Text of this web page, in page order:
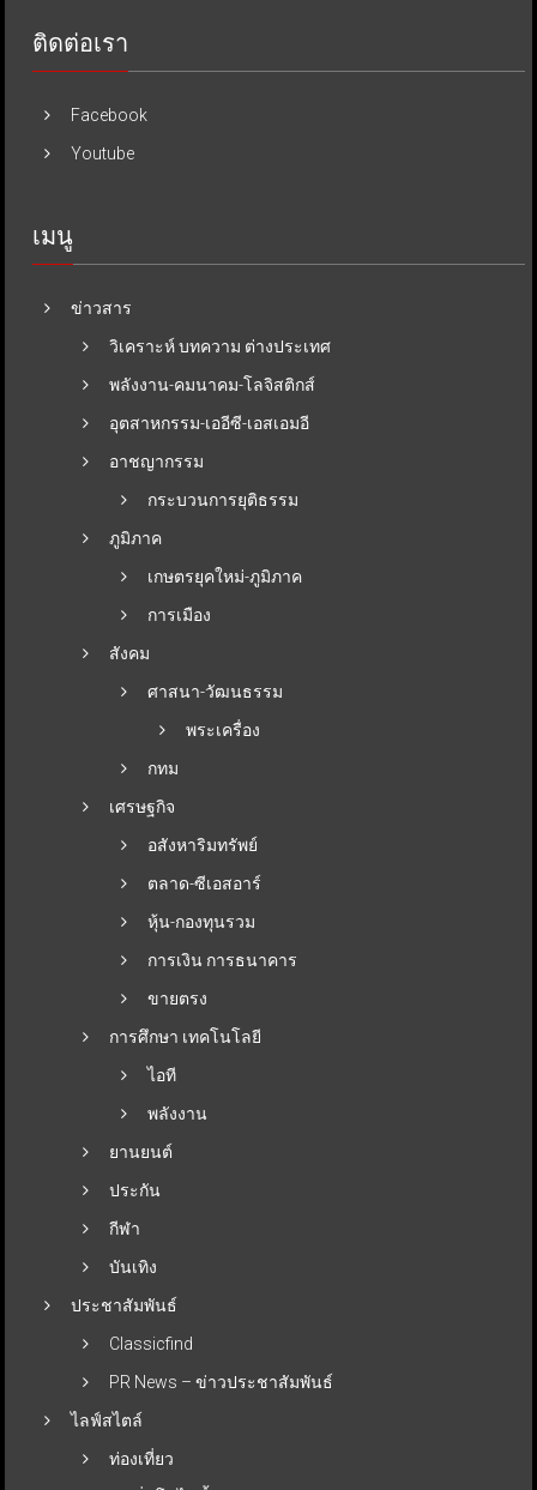
ติดต่อเรา
Facebook
Youtube
เมนู
ข่าวสาร
วิเคราะห์ บทความ ต่างประเทศ
พลังงาน-คมนาคม-โลจิสติกส์
อุตสาหกรรม-เออีซี-เอสเอมอี
อาชญากรรม
กระบวนการยุติธรรม
ภูมิภาค
เกษตรยุคใหม่-ภูมิภาค
การเมือง
สังคม
ศาสนา-วัฒนธรรม
พระเครื่อง
กทม
เศรษฐกิจ
อสังหาริมทรัพย์
ตลาด-ซีเอสอาร์
หุ้น-กองทุนรวม
การเงิน การธนาคาร
ขายตรง
การศึกษา เทคโนโลยี
ไอที
พลังงาน
ยานยนต์
ประกัน
กีฬา
บันเทิง
ประชาสัมพันธ์
Classicfind
PR News – ข่าวประชาสัมพันธ์
ไลฟ์สไตล์
ท่องเที่ยว